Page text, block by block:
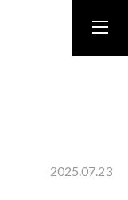
2025.07.23